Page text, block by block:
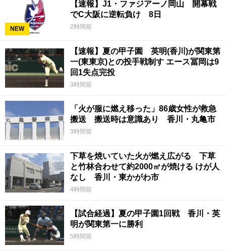
NEW
【速報】J1・ファジアーノ岡山 開幕戦
でC大阪に逆転負け 8日
2時間前
【速報】夏の甲子園 英明(香川)が関東第
一(東東京)との投手戦制す エース冨岡は9
回1失点完投
3時間前
「火が服に燃え移った」86歳女性が救急
搬送 搬送時は意識あり 香川・丸亀市
3時間前
下草を焼いていた火が燃え広がる 下草
と竹林合わせて約2000㎡が焼ける けが人
なし 香川・東かがわ市
4時間前
【試合経過】夏の甲子園1回戦 香川・英
明が関東第一に勝利
5時間前